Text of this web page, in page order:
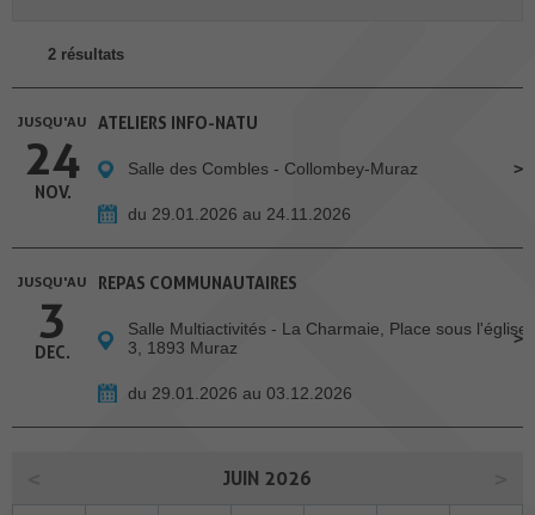
2 résultats
JUSQU'AU
24
NOV.
ATELIERS INFO-NATU
Salle des Combles - Collombey-Muraz
du 29.01.2026 au 24.11.2026
JUSQU'AU
3
DEC.
REPAS COMMUNAUTAIRES
Salle Multiactivités - La Charmaie, Place sous l'église
3, 1893 Muraz
du 29.01.2026 au 03.12.2026
JUIN 2026